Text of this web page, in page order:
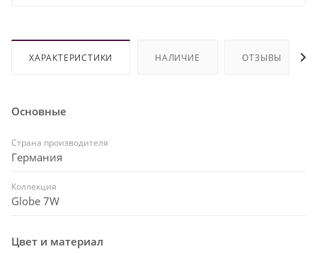
ХАРАКТЕРИСТИКИ НАЛИЧИЕ ОТЗЫВЫ
Основные
Страна производителя
Германия
Коллекция
Globe 7W
Цвет и материал